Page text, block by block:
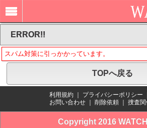
ERROR!!
スパム対策に引っかかっています。
TOPへ戻る
利用規約 プライバシーポリシー
お問い合わせ
削除依頼 捜査
Copyright 2016